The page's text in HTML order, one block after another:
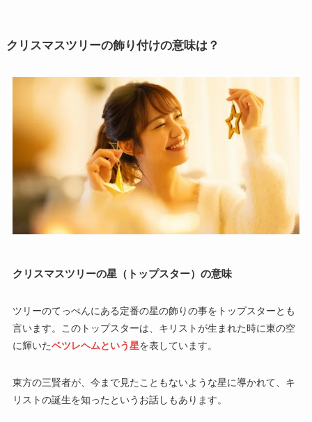
クリスマスツリーの飾り付けの意味は？
クリスマスツリーの星（トップスター）の意味
ツリーのてっぺんにある定番の星の飾りの事をトップスターとも
言います。このトップスターは、キリストが生まれた時に東の空
に輝いたベツレヘムという星を表しています。
東方の三賢者が、今まで見たこともないような星に導かれて、キ
リストの誕生を知ったというお話しもあります。